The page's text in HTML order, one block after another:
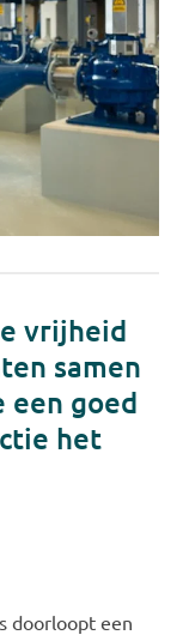
verschillende
leren kennen en
kwaliteiten
gegooid,
coach.
vrijheid
samen
een goed
het
doorloopt een